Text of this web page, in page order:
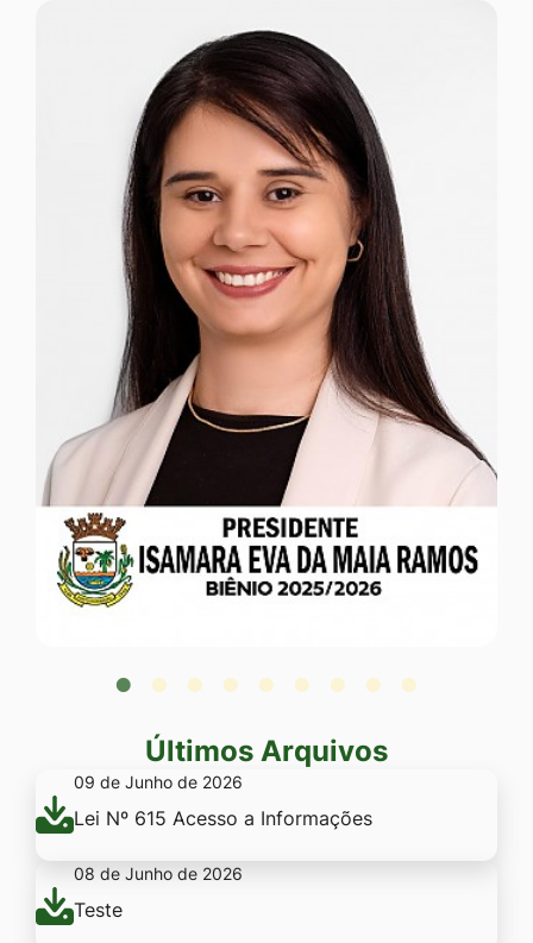
ISAMARA EVA DA MAIA RAMOS
Últimos Arquivos
09 de Junho de 2026
Lei Nº 615 Acesso a Informações
08 de Junho de 2026
Teste